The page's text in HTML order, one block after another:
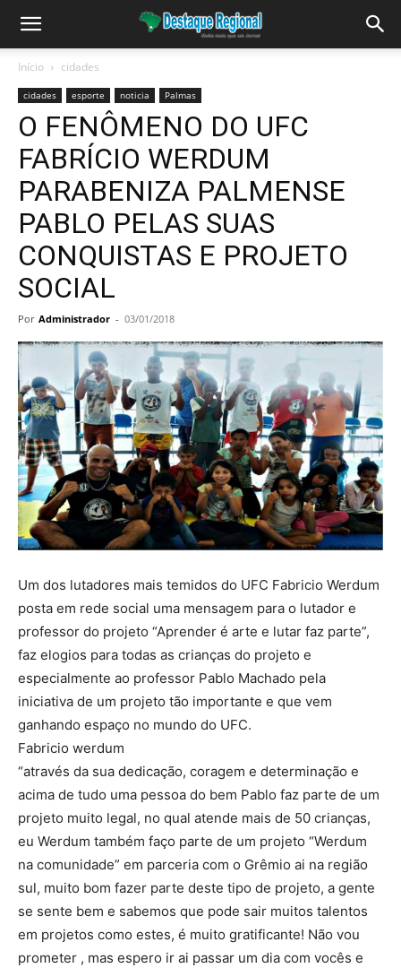
Início cidades
cidades esporte noticia Palmas
O FENÔMENO DO UFC
FABRÍCIO WERDUM
PARABENIZA PALMENSE
PABLO PELAS SUAS
CONQUISTAS E PROJETO
SOCIAL
Por Administrador - 03/01/2018
Um dos lutadores mais temidos do UFC Fabricio Werdum
posta em rede social uma mensagem para o lutador e
professor do projeto “Aprender é arte e lutar faz parte”,
faz elogios para todas as crianças do projeto e
especialmente ao professor Pablo Machado pela
iniciativa de um projeto tão importante e que vem
ganhando espaço no mundo do UFC.
Fabricio werdum
“através da sua dedicação, coragem e determinação e
acima de tudo uma pessoa do bem Pablo faz parte de um
projeto muito legal, no qual atende mais de 50 crianças,
eu Werdum também faço parte de um projeto “Werdum
na comunidade” em parceria com o Grêmio ai na região
sul, muito bom fazer parte deste tipo de projeto, a gente
se sente bem e sabemos que pode sair muitos talentos
em projetos como estes, é muito gratificante! Não vou
prometer , mas espero ir ai passar um dia com vocês e